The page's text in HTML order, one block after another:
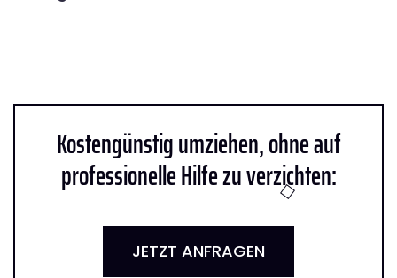
Kostengünstig umziehen, ohne auf
professionelle Hilfe zu verzichten:
JETZT ANFRAGEN